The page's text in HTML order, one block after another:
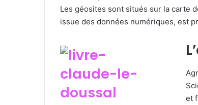
Les géosites sont situés sur la carte
issue des données numériques, est
et